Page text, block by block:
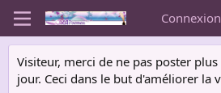
Connexion
Visiteur, merci de ne pas poster
jour. Ceci dans le but d'améliorer la